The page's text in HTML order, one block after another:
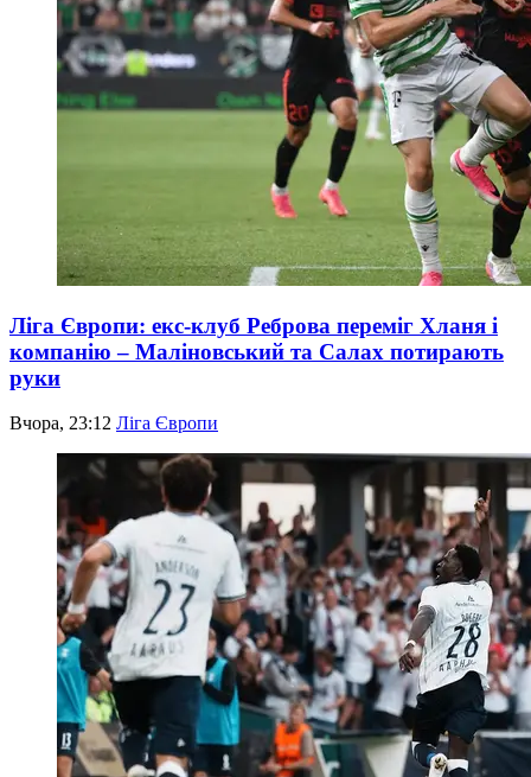
Ліга Європи: екс-клуб Реброва переміг Хланя і
компанію – Маліновський та Салах потирають
руки
Вчора, 23:12 Ліга Європи